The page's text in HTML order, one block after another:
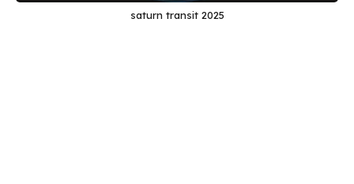
saturn transit 2025